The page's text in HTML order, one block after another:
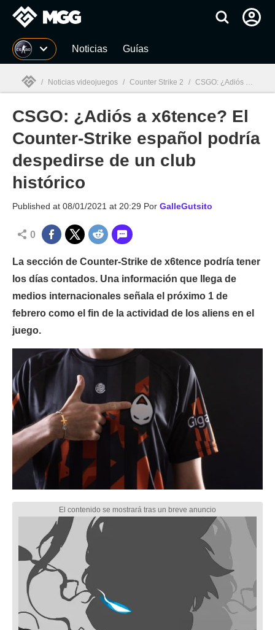
MGG Noticias Guías
MGG
/ Noticias videojuegos / Counter Strike 2 / CSGO: ¿Adiós a x6tence? El Counter-Strike español podría despedirse de un club histórico
CSGO: ¿Adiós a x6tence? El
Counter-Strike español podría
despedirse de un club
histórico
Published at 08/01/2021 at 20:29 Por GalleGutsito
0
La sección de Counter-Strike de x6tence podría tener
los días contados. Una información que llega de
medios internacionales señala el próximo 1 de
febrero como el fin de la actividad de los aliens en el
juego.